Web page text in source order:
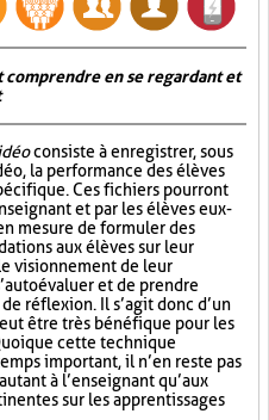
comprendre en se regardant et
consiste à enregistrer, sous
la performance des élèves
Ces fichiers pourront
et par les élèves eux-
mesure de formuler des
aux élèves sur leur
visionnement de leur
et de prendre
réflexion. Il s’agit donc d’un
être très bénéfique pour les
cette technique
important, il n’en reste pas
à l’enseignant qu’aux
sur les apprentissages